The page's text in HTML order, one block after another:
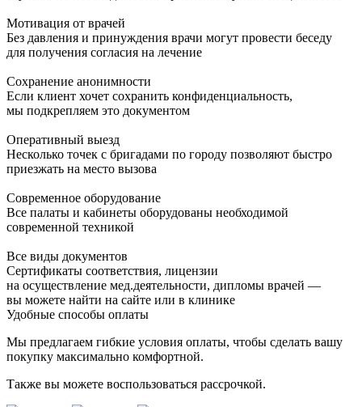
Мотивация от врачей
Без давления и принуждения врачи могут провести беседу
для получения согласия на лечение
Сохранение анонимности
Если клиент хочет сохранить конфиденциальность,
мы подкрепляем это документом
Оперативный выезд
Несколько точек с бригадами по городу позволяют быстро
приезжать на место вызова
Современное оборудование
Все палаты и кабинеты оборудованы необходимой
современной техникой
Все виды документов
Сертификаты соответствия, лицензии
на осуществление мед.деятельности, дипломы врачей —
вы можете найти на сайте или в клинике
Удобные способы оплаты
Мы предлагаем гибкие условия оплаты, чтобы сделать вашу
покупку максимально комфортной.
Также вы можете воспользоваться рассрочкой.